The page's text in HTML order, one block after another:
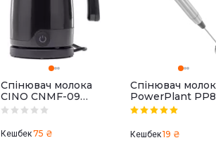
Спінювач молока
CINO CNMF-09
(6971626982169)
Кешбек75 ₴
Спінювач
PowerPlant
Кешбек19 ₴